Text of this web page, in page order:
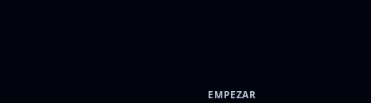
EMPEZAR